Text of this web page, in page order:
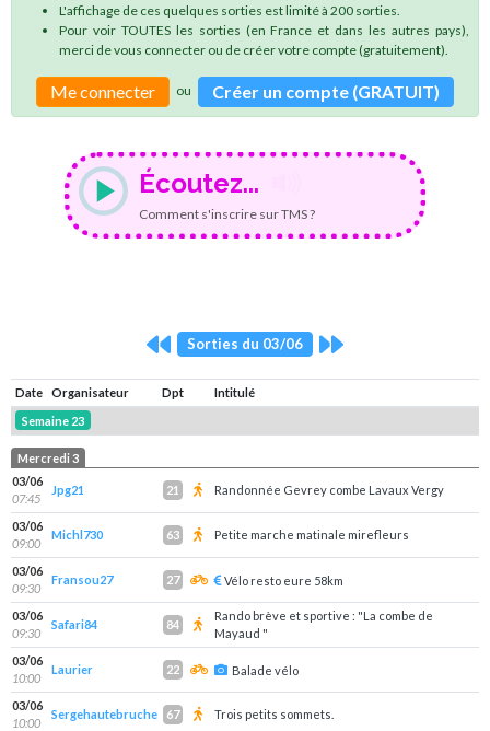
L'affichage de ces quelques sorties est limité à 200 sorties.
Pour voir TOUTES les sorties (en France et dans les autres pays),
merci de vous connecter ou de créer votre compte (gratuitement).
Me connecter ou Créer un compte (GRATUIT)
Écoutez...
Comment s'inscrire sur TMS ?
Sorties du 03/06
Date Organisateur Dpt
Intitulé
Semaine 23
Mercredi 3
03/06
07:45
Jpg21 21 Randonnée Gevrey combe Lavaux Vergy
03/06
09:00
Michl730 63 Petite marche matinale mirefleurs
03/06
09:30
Fransou27 27 Vélo resto eure 58km
03/06
09:30
Safari84 84
Rando brève et sportive : "La combe de
Mayaud "
03/06
10:00
Laurier 22 Balade vélo
03/06
10:00
Sergehautebruche 67 Trois petits sommets.